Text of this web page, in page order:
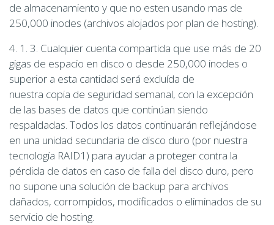
de almacenamiento y que no esten usando mas de
250,000 inodes (archivos alojados por plan de hosting).
4. 1. 3. Cualquier cuenta compartida que use más de 20
gigas de espacio en disco o desde 250,000 inodes o
superior a esta cantidad será excluída de
nuestra copia de seguridad semanal, con la excepción
de las bases de datos que continúan siendo
respaldadas. Todos los datos continuarán reflejándose
en una unidad secundaria de disco duro (por nuestra
tecnología RAID1) para ayudar a proteger contra la
pérdida de datos en caso de falla del disco duro, pero
no supone una solución de backup para archivos
dañados, corrompidos, modificados o eliminados de su
servicio de hosting.